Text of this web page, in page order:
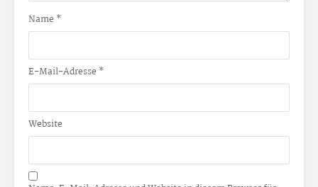
Name *
E-Mail-Adresse *
Website